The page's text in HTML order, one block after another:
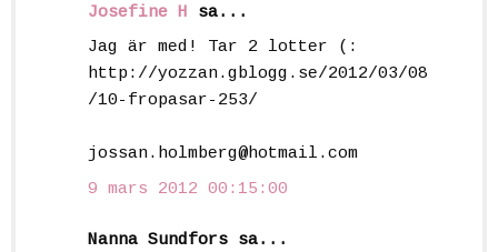
Josefine H sa...
Jag är med! Tar 2 lotter (:
http://yozzan.gblogg.se/2012/03/08
/10-fropasar-253/
jossan.holmberg@hotmail.com
9 mars 2012 00:15:00
Nanna Sundfors sa...